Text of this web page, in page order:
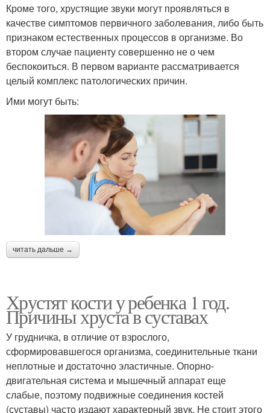
Кроме того, хрустящие звуки могут проявляться в
качестве симптомов первичного заболевания, либо быть
признаком естественных процессов в организме. Во
втором случае пациенту совершенно не о чем
беспокоиться. В первом варианте рассматривается
целый комплекс патологических причин.
Ими могут быть:
читать дальше →
Хрустят кости у ребенка 1 год.
Причины хруста в суставах
У грудничка, в отличие от взрослого,
сформировавшегося организма, соединительные ткани
неплотные и достаточно эластичные. Опорно-
двигательная система и мышечный аппарат еще
слабые, поэтому подвижные соединения костей
(суставы) часто издают характерный звук. Не стоит этого